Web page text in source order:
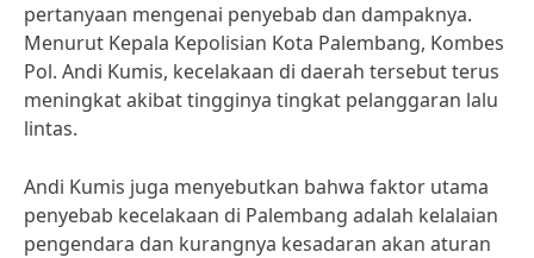
pertanyaan mengenai penyebab dan dampaknya.
Menurut Kepala Kepolisian Kota Palembang, Kombes
Pol. Andi Kumis, kecelakaan di daerah tersebut terus
meningkat akibat tingginya tingkat pelanggaran lalu
lintas.
Andi Kumis juga menyebutkan bahwa faktor utama
penyebab kecelakaan di Palembang adalah kelalaian
pengendara dan kurangnya kesadaran akan aturan